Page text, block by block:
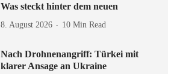
Was steckt hinter dem neuen
8. August 2026 10 Min Read
Nach Drohnenangriff: Türkei mit
klarer Ansage an Ukraine